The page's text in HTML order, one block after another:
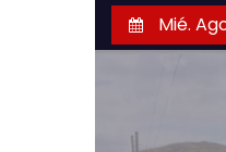
a
Mié.